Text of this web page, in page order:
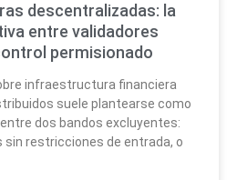
descentralizadas: la
entre validadores
permisionado
infraestructura financiera
suele plantearse como
dos bandos excluyentes:
sin restricciones de entrada, o